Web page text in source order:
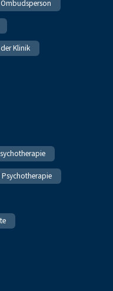
Ombudsperson
Klinik